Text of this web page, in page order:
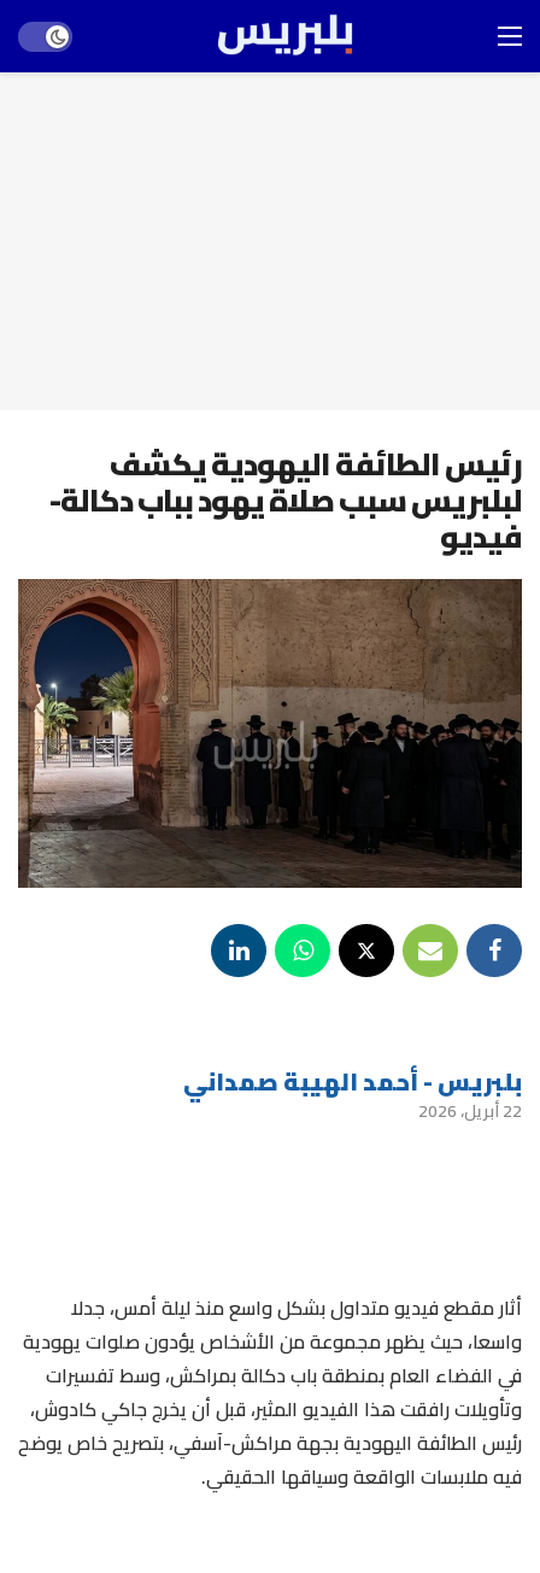
mode
رئيس الطائفة اليهودية يكشف
لبلبريس سبب صلاة يهود بباب دكالة-
فيديو
بلبريس - أحمد الهيبة صمداني
22 أبريل، 2026
أثار مقطع فيديو متداول بشكل واسع منذ ليلة أمس، جدلا
واسعا، حيث يظهر مجموعة من الأشخاص يؤدون صلوات يهودية
في الفضاء العام بمنطقة باب دكالة بمراكش، وسط تفسيرات
وتأويلات رافقت هذا الفيديو المثير، قبل أن يخرج جاكي كادوش،
رئيس الطائفة اليهودية بجهة مراكش-آسفي، بتصريح خاص يوضح
فيه ملابسات الواقعة وسياقها الحقيقي.